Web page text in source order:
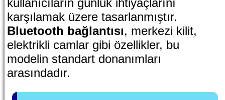
karşılamak üzere tasarlanmıştır.
Bluetooth bağlantısı, merkezi kilit,
elektrikli camlar gibi özellikler, bu
modelin standart donanımları
arasındadır.